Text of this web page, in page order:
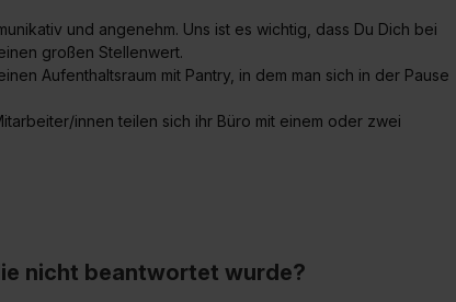
und angenehm. Uns ist es wichtig, dass Du Dich bei
großen Stellenwert.
Aufenthaltsraum mit Pantry, in dem man sich in der Pause
innen teilen sich ihr Büro mit einem oder zwei
nicht beantwortet wurde?